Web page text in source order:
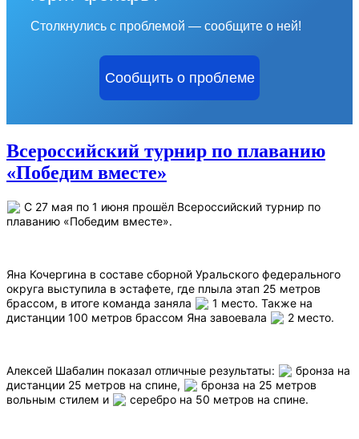
Столкнулись с проблемой — сообщите о ней!
Сообщить о проблеме
Всероссийский турнир по плаванию
«Победим вместе»
С 27 мая по 1 июня прошёл Всероссийский турнир по
плаванию «Победим вместе».
Яна Кочергина в составе сборной Уральского федерального
округа выступила в эстафете, где плыла этап 25 метров
брассом, в итоге команда заняла
1 место. Также на
дистанции 100 метров брассом Яна завоевала
2 место.
Алексей Шабалин показал отличные результаты:
бронза на
дистанции 25 метров на спине,
бронза на 25 метров
вольным стилем и
серебро на 50 метров на спине.